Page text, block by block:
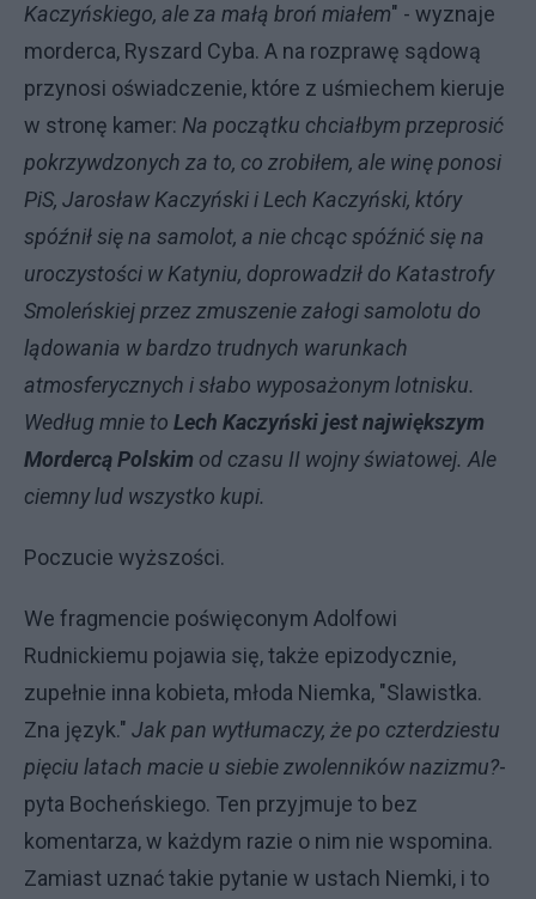
Kaczyńskiego, ale za małą broń miałem" - wyznaje
morderca, Ryszard Cyba. A na rozprawę sądową
przynosi oświadczenie, które z uśmiechem kieruje
w stronę kamer: Na początku chciałbym przeprosić
pokrzywdzonych za to, co zrobiłem, ale winę ponosi
PiS, Jarosław Kaczyński i Lech Kaczyński, który
spóźnił się na samolot, a nie chcąc spóźnić się na
uroczystości w Katyniu, doprowadził do Katastrofy
Smoleńskiej przez zmuszenie załogi samolotu do
lądowania w bardzo trudnych warunkach
atmosferycznych i słabo wyposażonym lotnisku.
Według mnie to Lech Kaczyński jest największym
Mordercą Polskim od czasu II wojny światowej. Ale
ciemny lud wszystko kupi.
Poczucie wyższości.
We fragmencie poświęconym Adolfowi
Rudnickiemu pojawia się, także epizodycznie,
zupełnie inna kobieta, młoda Niemka, "Slawistka.
Zna język." Jak pan wytłumaczy, że po czterdziestu
pięciu latach macie u siebie zwolenników nazizmu?-
pyta Bocheńskiego. Ten przyjmuje to bez
komentarza, w każdym razie o nim nie wspomina.
Zamiast uznać takie pytanie w ustach Niemki, i to